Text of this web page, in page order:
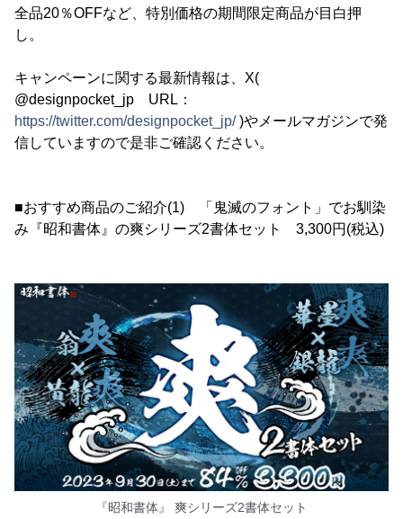
全品20％OFFなど、特別価格の期間限定商品が目白押
し。
キャンペーンに関する最新情報は、X(
@designpocket_jp URL：
https://twitter.com/designpocket_jp/)やメールマガジンで発
信していますので是非ご確認ください。
■おすすめ商品のご紹介(1) 「鬼滅のフォント」でお馴染
み『昭和書体』の爽シリーズ2書体セット 3,300円(税込)
『昭和書体』 爽シリーズ2書体セット